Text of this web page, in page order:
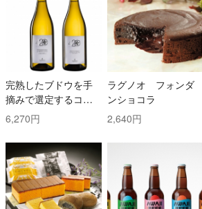
完熟したブドウを手
摘みで選定するコス
トと時間を掛けた白
ワイン2本セット！ ト
ッリ社/トレッビアー
ノ・ダブルッツォ 42
0 & コッリ・アプルテ
ィーニ 420 ぺコリー
ノ
6,270円
ラグノオ フォンダ
ンショコラ
2,640円